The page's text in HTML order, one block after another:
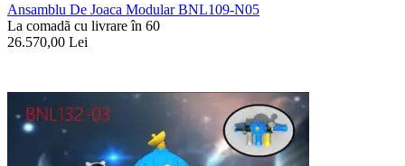
Ansamblu De Joaca Modular BNL109-N05
La comadã cu livrare în 60
26.570,00 Lei